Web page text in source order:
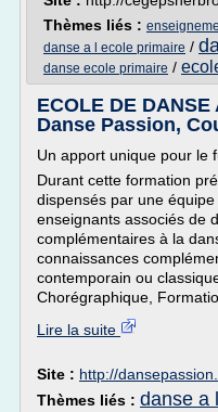
Thèmes liés :
danse a l ecole primaire /
danse ecole primaire /
ECOLE DE
Danse Passion,
Un apport unique pour le
Durant cette formation
dispensés par une
enseignants associés de
complémentaires à la
connaissances
contemporain ou
Chorégraphique,
Lire la suite
Site : http://
Thèmes liés : danse a